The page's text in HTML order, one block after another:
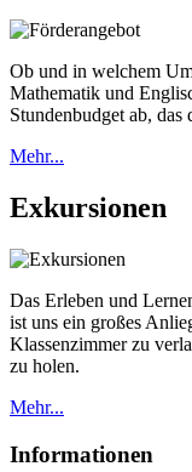
Ob und in welchem
Mathematik und
Stundenbudget ab,
Mehr...
Exkursionen
Das Erleben und
ist uns ein großes
Klassenzimmer zu
zu holen.
Mehr...
Informationen